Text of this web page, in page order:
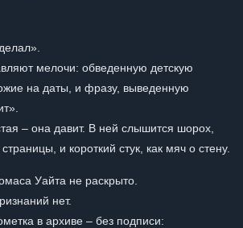
мелочи: обведенную детскую
на даты, и фразу, выведенную
– она давит. В ней слышится шорох,
и короткий стук, как мяч о стену.
Уайта не раскрыто.
нет.
в архиве – без подписи: